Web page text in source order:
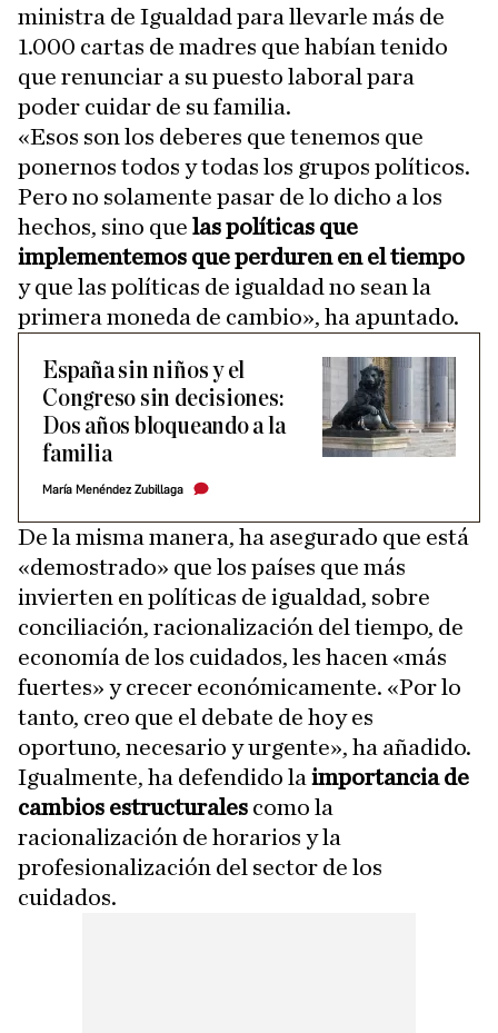
ministra de Igualdad para llevarle más de
1.000 cartas de madres que habían tenido
que renunciar a su puesto laboral para
poder cuidar de su familia.
«Esos son los deberes que tenemos que
ponernos todos y todas los grupos políticos.
Pero no solamente pasar de lo dicho a los
hechos, sino que las políticas que
implementemos que perduren en el tiempo
y que las políticas de igualdad no sean la
primera moneda de cambio», ha apuntado.
España sin niños y el
Congreso sin decisiones:
Dos años bloqueando a la
familia
María Menéndez Zubillaga
De la misma manera, ha asegurado que está
«demostrado» que los países que más
invierten en políticas de igualdad, sobre
conciliación, racionalización del tiempo, de
economía de los cuidados, les hacen «más
fuertes» y crecer económicamente. «Por lo
tanto, creo que el debate de hoy es
oportuno, necesario y urgente», ha añadido.
Igualmente, ha defendido la importancia de
cambios estructurales como la
racionalización de horarios y la
profesionalización del sector de los
cuidados.